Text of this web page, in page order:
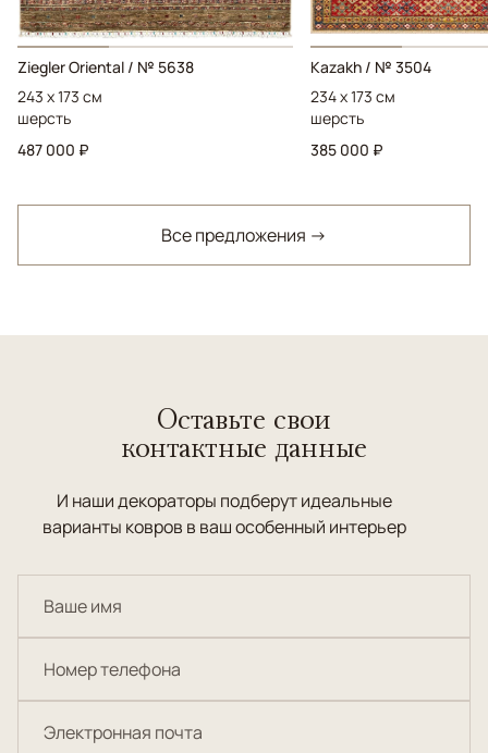
Ziegler Oriental / № 5638
243 x 173 см
шерсть
487 000 ₽
Kazakh / № 3504
234 x 173 см
шерсть
385 000 ₽
Все предложения →
Оставьте свои
контактные данные
И наши декораторы подберут идеальные
варианты ковров в ваш особенный интерьер